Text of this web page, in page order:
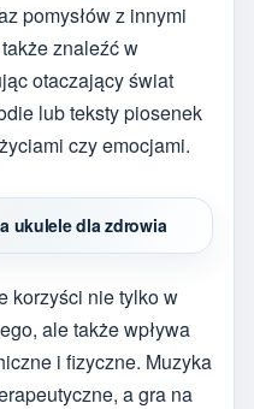
pomysłów z innymi
znaleźć w
otaczający świat
lub teksty piosenek
czy emocjami.
ukulele dla zdrowia
korzyści nie tylko w
ale także wpływa
i fizyczne. Muzyka
a gra na